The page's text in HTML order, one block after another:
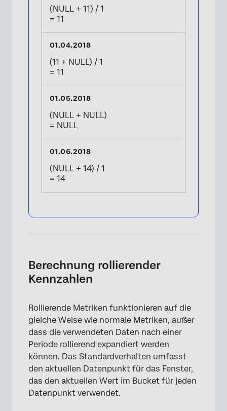
(NULL + 11) / 1
= 11
(11 + NULL) / 1
= 11
(NULL + NULL)
= NULL
(NULL + 14) / 1
= 14
Berechnung rollierender
Kennzahlen
Rollierende Metriken funktionieren auf die
gleiche Weise wie normale Metriken, außer
dass die verwendeten Daten nach einer
Periode rollierend expandiert werden
können. Das Standardverhalten umfasst
den aktuellen Datenpunkt für das Fenster,
das den aktuellen Wert im Bucket für jeden
Datenpunkt verwendet.